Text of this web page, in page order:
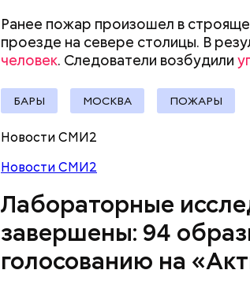
Ранее пожар произошел в
проезде на севере столицы. В
человек. Следователи возбудили
БАРЫ МОСКВА ПОЖАРЫ
Новости СМИ2
Новости СМИ2
Лабораторные
завершены: 94
голосованию на
Родственники обналичивали
пользоваться деньгами и не
либо распределял их между еще
на них квартиры.
Следующим подопытным стал
февраля того же года, когда
подозреваемый угостил приятеля
дня Константин умер в больнице.